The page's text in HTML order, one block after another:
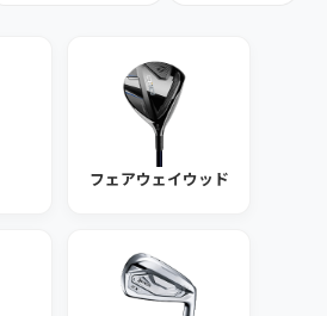
フェアウェイウッド